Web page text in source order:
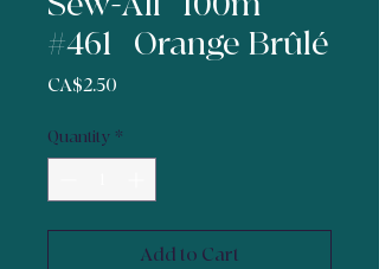
#461 | Orange Brûlé
CA$2.50
Quantity *
Add to Cart